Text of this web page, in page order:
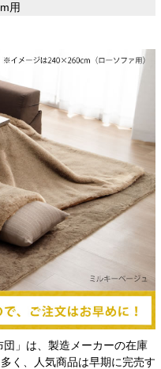
用
」は、製造メーカーの在庫
く、人気商品は早期に完売す